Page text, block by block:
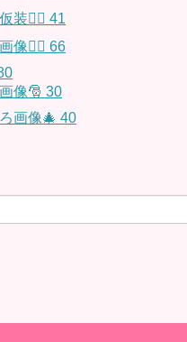
装🧞‍♀️ 41
像🧛‍♂️ 66
像🎅 30
画像🎄 40